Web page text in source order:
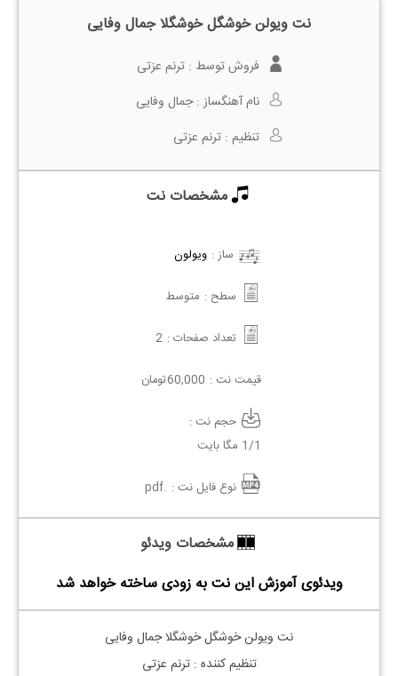
نت ویولن خوشگل خوشگلا جمال وفایی
فروش توسط : ترنم عزتی
نام آهنگساز :جمال وفایی
تنظیم : ترنم عزتی
مشخصات نت
ساز : ویولون
سطح : متوسط
تعداد صفحات : 2
قیمت نت : 60,000تومان
حجم نت :
1/1 مگا بایت
نوع فایل نت : .pdf
مشخصات ویدئو
ویدئوی آموزش این نت به زودی ساخته خواهد شد
نت ویولن خوشگل خوشگلا جمال وفایی
تنظیم کننده : ترنم عزتی